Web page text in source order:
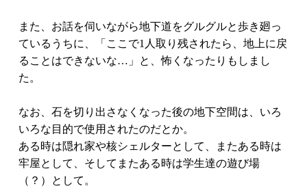
また、お話を伺いながら地下道をグルグルと歩き廻っ
ているうちに、「ここで1人取り残されたら、地上に戻
ることはできないな…」と、怖くなったりもしまし
た。
なお、石を切り出さなくなった後の地下空間は、いろ
いろな目的で使用されたのだとか。
ある時は隠れ家や核シェルターとして、またある時は
牢屋として、そしてまたある時は学生達の遊び場
（？）として。